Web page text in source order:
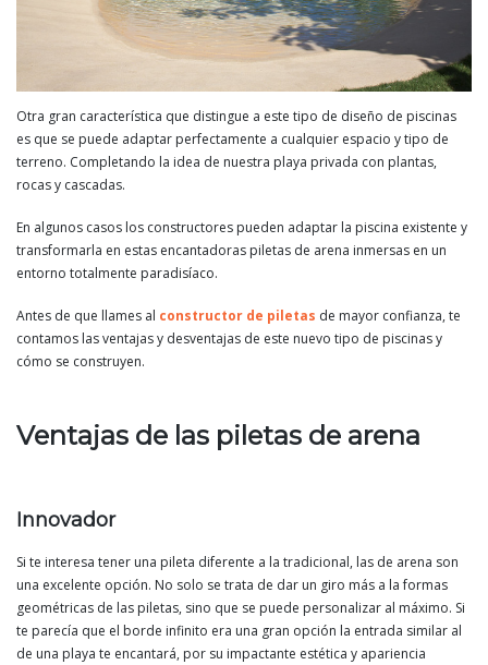
Otra gran característica que distingue a este tipo de diseño de piscinas
es que se puede adaptar perfectamente a cualquier espacio y tipo de
terreno. Completando la idea de nuestra playa privada con plantas,
rocas y cascadas.
En algunos casos los constructores pueden adaptar la piscina existente y
transformarla en estas encantadoras piletas de arena inmersas en un
entorno totalmente paradisíaco.
Antes de que llames al constructor de piletas de mayor confianza, te
contamos las ventajas y desventajas de este nuevo tipo de piscinas y
cómo se construyen.
Ventajas de las piletas de arena
Innovador
Si te interesa tener una pileta diferente a la tradicional, las de arena son
una excelente opción. No solo se trata de dar un giro más a la formas
geométricas de las piletas, sino que se puede personalizar al máximo. Si
te parecía que el borde infinito era una gran opción la entrada similar al
de una playa te encantará, por su impactante estética y apariencia